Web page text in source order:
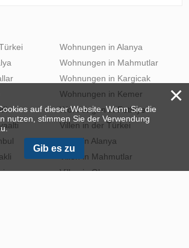
Wohnungen in Alanya
Wohnungen in Mahmutlar
Wohnungen in Kargicak
Wohnungen in Kemer
Wohnungen in Fethiye
Villen in der Türkei
Villen in Alanya
Villen in Mahmutlar
Villen in Oba
×
auf dieser Website. Wenn Sie die
nutzen, stimmen Sie der Verwendung
Gib es zu